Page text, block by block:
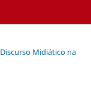
Midiático na